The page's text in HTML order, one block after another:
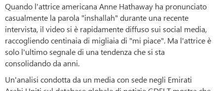
Quando l'attrice americana Anne Hathaway ha pronunciato
casualmente la parola "inshallah" durante una recente
intervista, il video si è rapidamente diffuso sui social media,
raccogliendo centinaia di migliaia di "mi piace". Ma l'attrice è
solo l'ultimo segnale di una tendenza che si sta
consolidando da anni.
Un'analisi condotta da un media con sede negli Emirati